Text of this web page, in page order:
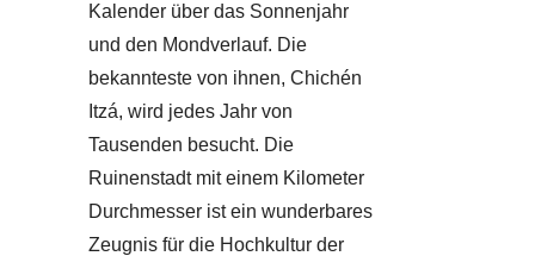
Kalender über das Sonnenjahr
und den Mondverlauf. Die
bekannteste von ihnen, Chichén
Itzá, wird jedes Jahr von
Tausenden besucht. Die
Ruinenstadt mit einem Kilometer
Durchmesser ist ein wunderbares
Zeugnis für die Hochkultur der